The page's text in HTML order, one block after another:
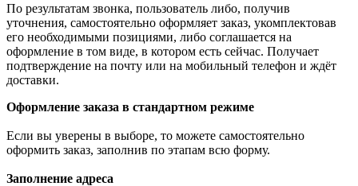
По результатам звонка, пользователь либо, получив
уточнения, самостоятельно оформляет заказ, укомплектовав
его необходимыми позициями, либо соглашается на
оформление в том виде, в котором есть сейчас. Получает
подтверждение на почту или на мобильный телефон и ждёт
доставки.
Оформление заказа в стандартном режиме
Если вы уверены в выборе, то можете самостоятельно
оформить заказ, заполнив по этапам всю форму.
Заполнение адреса